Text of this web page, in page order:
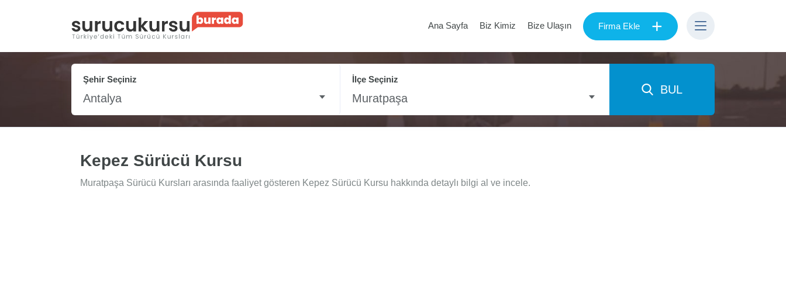
Ana Sayfa Biz Kimiz Bize Ulaşın Firma Ekle +
Şehir Seçiniz
Antalya
İlçe Seçiniz
Muratpaşa
BUL
Kepez Sürücü Kursu
Muratpaşa Sürücü Kursları arasında faaliyet gösteren Kepez Sürücü Kursu hakkında detaylı bilgi al ve incele.